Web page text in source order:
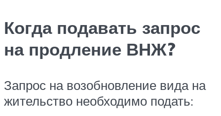
Когда подавать запрос
на продление ВНЖ?
Запрос на возобновление вида на
жительство необходимо подать: